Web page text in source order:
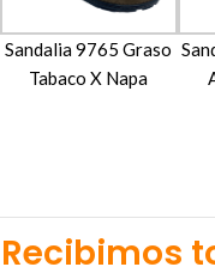
Sandalia 9765 Graso
Tabaco X Napa
Recibimos